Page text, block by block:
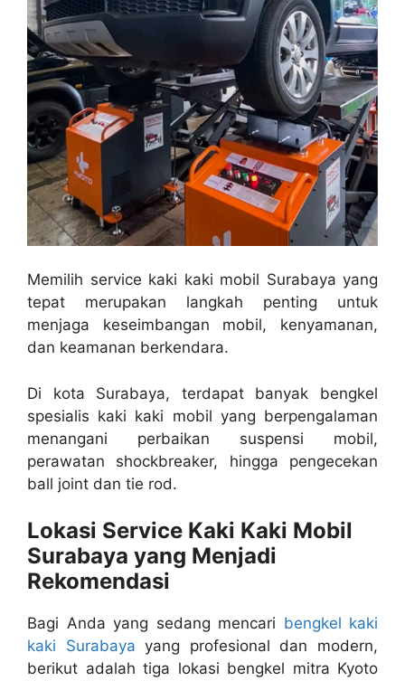
Memilih service kaki kaki mobil Surabaya yang
tepat merupakan langkah penting untuk
menjaga keseimbangan mobil, kenyamanan,
dan keamanan berkendara.
Di kota Surabaya, terdapat banyak bengkel
spesialis kaki kaki mobil yang berpengalaman
menangani perbaikan suspensi mobil,
perawatan shockbreaker, hingga pengecekan
ball joint dan tie rod.
Lokasi Service Kaki Kaki Mobil
Surabaya yang Menjadi
Rekomendasi
Bagi Anda yang sedang mencari bengkel kaki
kaki Surabaya yang profesional dan modern,
berikut adalah tiga lokasi bengkel mitra Kyoto